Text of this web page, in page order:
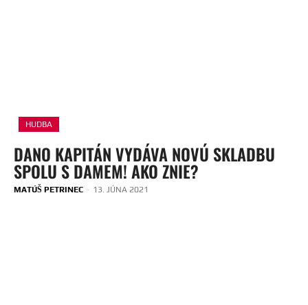
HUDBA
DANO KAPITÁN VYDÁVA NOVÚ SKLADBU
SPOLU S DAMEM! AKO ZNIE?
MATÚŠ PETRINEC - 13. JÚNA 2021